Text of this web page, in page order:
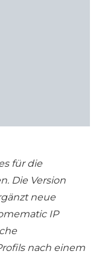
für die
Die Version
neue
IP
nach einem